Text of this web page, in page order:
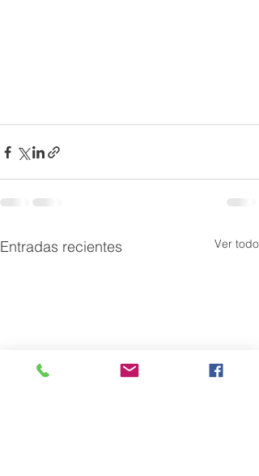
Entradas recientes Ver todo